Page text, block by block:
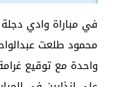
في مباراة وادي دجلة
محمود طلعت